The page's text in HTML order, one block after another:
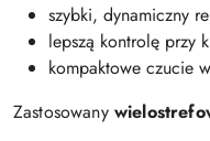
szybki, dynamiczny
lepszą kontrolę przy
kompaktowe czucie
Zastosowany